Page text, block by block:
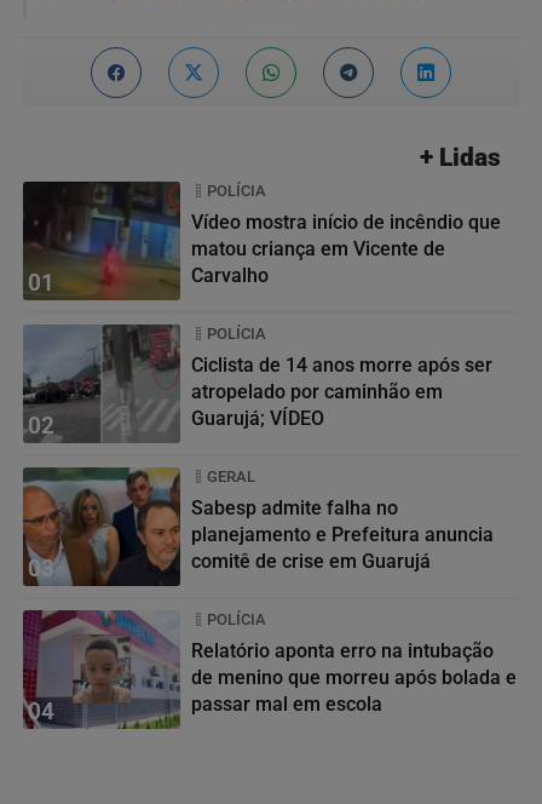
+ Lidas
01
POLÍCIA
Vídeo mostra início de incêndio que
matou criança em Vicente de
Carvalho
02
POLÍCIA
Ciclista de 14 anos morre após ser
atropelado por caminhão em
Guarujá; VÍDEO
03
GERAL
Sabesp admite falha no
planejamento e Prefeitura anuncia
comitê de crise em Guarujá
04
POLÍCIA
Relatório aponta erro na intubação
de menino que morreu após bolada e
passar mal em escola